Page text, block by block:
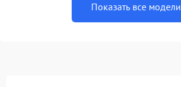
Показать все модели